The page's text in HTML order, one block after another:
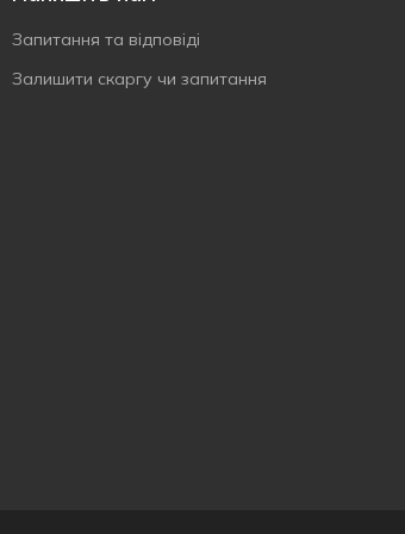
Запитання та відповіді
Залишити скаргу чи запитання